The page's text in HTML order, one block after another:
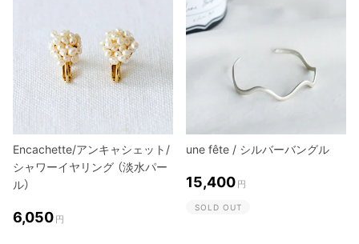
Encachette/アンキャシェット/
シャワーイヤリング （淡水パー
ル）
6,050 円
une fête / シルバーバングル
15,400 円
SOLD OUT